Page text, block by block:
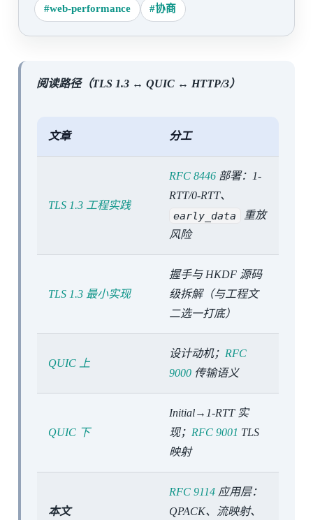
#web-performance #协商
阅读路径（TLS 1.3 ↔︎ QUIC ↔︎ HTTP/3）
文章 分工
TLS 1.3 工程实践
RFC 8446部署：1-
RTT/0-RTT、
early_data
重放
风险
TLS 1.3 最小实现
握手与 HKDF 源码
级拆解（与工程文
二选一打底）
QUIC 上
设计动机； RFC
9000传输语义
QUIC 下
Initial→1-RTT 实
现； RFC 9001 TLS
映射
本文
RFC 9114应用层：
QPACK、流映射、